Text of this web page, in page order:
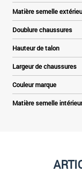
Matière semelle
Doublure chaussures
Hauteur de talon
Largeur de chaussures
Couleur marque
Matière semelle